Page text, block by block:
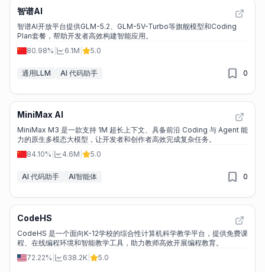
智谱AI
智谱AI开放平台提供GLM-5.2、GLM-5V-Turbo等旗舰模型和Coding
Plan套餐，帮助开发者高效构建智能应用。
80.98%
6.1M 5.0
通用LLM AI 代码助手 0
MiniMax AI
MiniMax M3 是一款支持 1M 超长上下文、具备前沿 Coding 与 Agent 能
力的原生多模态大模型，让开发者和创作者高效完成复杂任务。
84.10%
4.6M 5.0
AI 代码助手 AI智能体 0
CodeHS
CodeHS 是一个面向K-12学校的综合性计算机科学教学平台，提供免费课
程、在线编程环境和智能教学工具，助力教师高效开展编程教育。
72.22%
638.2K 5.0